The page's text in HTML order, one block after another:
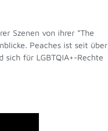
Szenen von ihrer “The
Peaches ist seit über
für LGBTQIA+-Rechte